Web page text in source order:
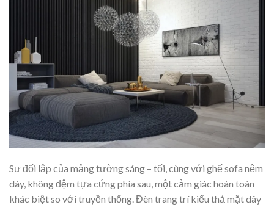
Sự đối lập của mảng tường sáng – tối, cùng với ghế sofa nệm
dày, không đệm tựa cứng phía sau, một cảm giác hoàn toàn
khác biệt so với truyền thống. Đèn trang trí kiểu thả mặt dây